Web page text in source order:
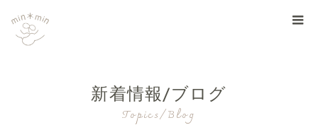
新着情報/ブログ
Topics/Blog